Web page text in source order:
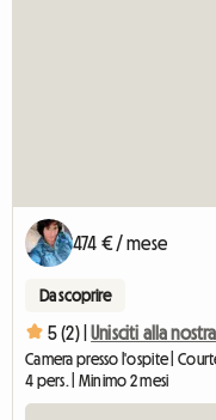
474 € / mese
Da scoprire
5 (2) | Unisciti alla
Camera presso l'ospite |
4 pers. | Minimo 2 mesi